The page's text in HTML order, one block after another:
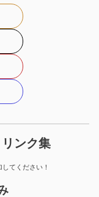
ンク集
てください！